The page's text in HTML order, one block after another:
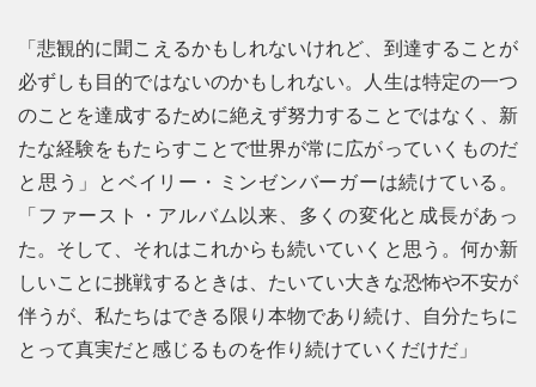
「悲観的に聞こえるかもしれないけれど、到達することが
必ずしも目的ではないのかもしれない。人生は特定の一つ
のことを達成するために絶えず努力することではなく、新
たな経験をもたらすことで世界が常に広がっていくものだ
と思う」とベイリー・ミンゼンバーガーは続けている。
「ファースト・アルバム以来、多くの変化と成長があっ
た。そして、それはこれからも続いていくと思う。何か新
しいことに挑戦するときは、たいてい大きな恐怖や不安が
伴うが、私たちはできる限り本物であり続け、自分たちに
とって真実だと感じるものを作り続けていくだけだ」